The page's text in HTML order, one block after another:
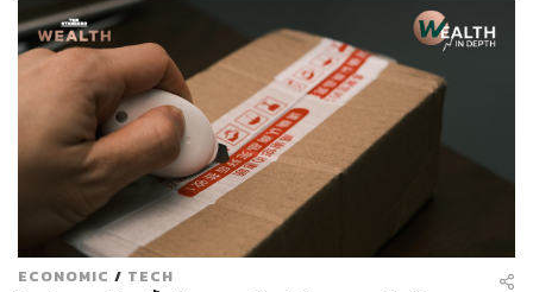
ECONOMIC / TECH